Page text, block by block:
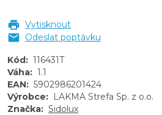
Vytisknout
Odeslat poptávku
Kód: 116431T
Váha: 1.1
EAN: 5902986201424
Výrobce: LAKMA Strefa Sp. z o.o.
Značka: Sidolux